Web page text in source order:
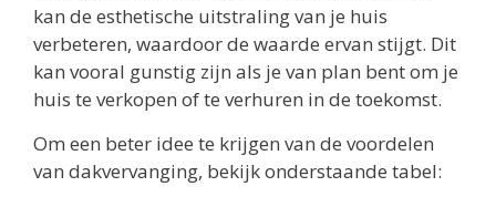
kan de esthetische uitstraling van je huis
verbeteren, waardoor de waarde ervan stijgt. Dit
kan vooral gunstig zijn als je van plan bent om je
huis te verkopen of te verhuren in de toekomst.
Om een beter idee te krijgen van de voordelen
van dakvervanging, bekijk onderstaande tabel: